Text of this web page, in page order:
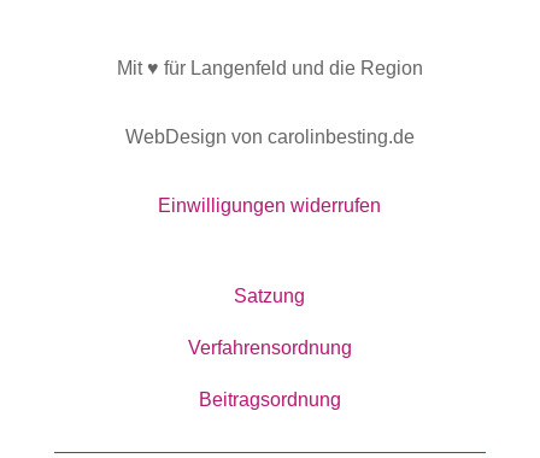
Mit ♥ für Langenfeld und die Region
WebDesign von carolinbesting.de
Einwilligungen widerrufen
Satzung
Verfahrensordnung
Beitragsordnung